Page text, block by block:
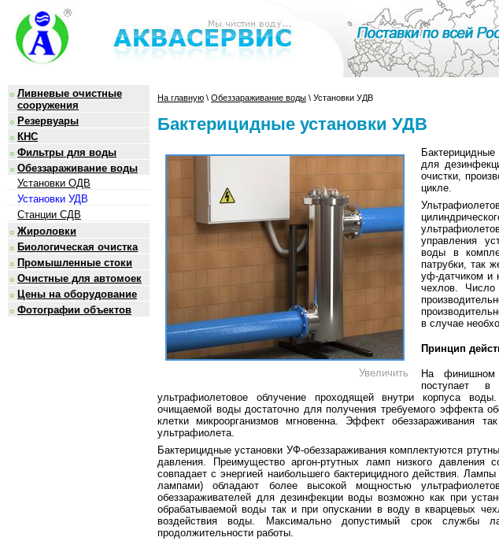
Ливневые очистные
сооружения
Резервуары
КНС
Фильтры для воды
Обеззараживание воды
Установки ОДВ
Установки УДВ
Станции СДВ
Жироловки
Биологическая очистка
Промышленные стоки
Очистные для автомоек
Цены на оборудование
Фотографии объектов
На главную \ Обеззараживание воды \ Установки УДВ
Бактерицидные установки УДВ
Увеличить
для
очистки,
цикле.
управления
воды в
патрубки, так
уф-датчиком и
чехлов.
в случае
Принцип
На финишном
поступает в
ультрафиолетовое облучение проходящей внутри корпуса
очищаемой воды достаточно для получения требуемого эффекта
клетки микроорганизмов мгновенна. Эффект обеззараживания
ультрафиолета.
Бактерицидные установки УФ-обеззараживания комплектуются
давления. Преимущество аргон-ртутных ламп низкого давления
совпадает с энергией наибольшего бактерицидного действия.
лампами) обладают более высокой мощностью
обеззараживателей для дезинфекции воды возможно как при
обрабатываемой воды так и при опускании в воду в кварцевых
воздействия воды. Максимально допустимый срок службы
продолжительности работы.